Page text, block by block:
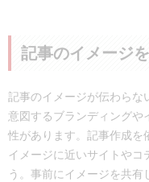
記事のイメージ
記事のイメージが伝わらな
意図するブランディングや
性があります。記事作成を
イメージに近いサイトやコ
う。事前にイメージを共